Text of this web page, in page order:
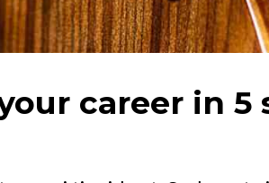
career in 5